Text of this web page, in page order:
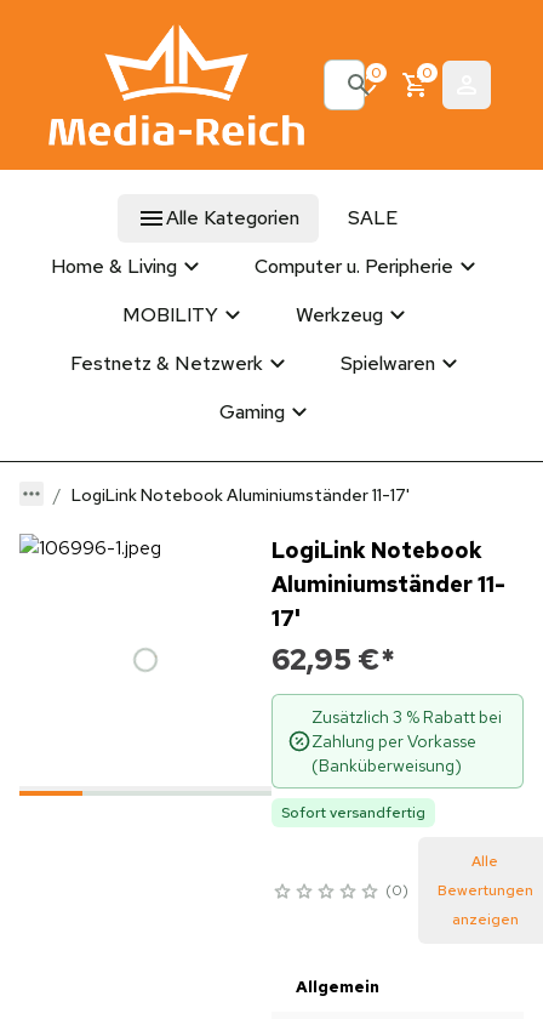
0 0
Alle Kategorien
SALE
Home & Living
Computer u. Peripherie
MOBILITY
Werkzeug
Festnetz & Netzwerk
Spielwaren
Gaming
LogiLink Notebook Aluminiumständer 11-17'
LogiLink Notebook
Aluminiumständer 11-
17'
62,95 €*
Zusätzlich 3 % Rabatt bei
Zahlung per Vorkasse
(Banküberweisung)
Sofort versandfertig
0
Alle
Bewertungen
anzeigen
Allgemein